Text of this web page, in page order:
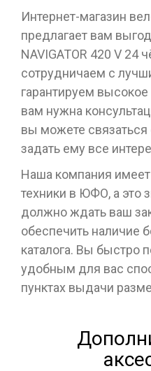
Интернет-магазин
предлагает вам
NAVIGATOR 420 V
сотрудничаем с
гарантируем высокое
вам нужна
вы можете
задать ему все
Наша компания
техники в ЮФО, а это
должно ждать ваш
обеспечить наличие
каталога. Вы быстро
удобным для вас
пунктах выдачи